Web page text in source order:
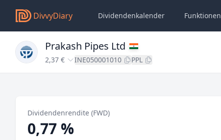
DivvyDiary Dividendenkalender Funktionen
Prakash Pipes Ltd
2,37 € INE050001010 PPL
Dividendenrendite (FWD)
0,77 %